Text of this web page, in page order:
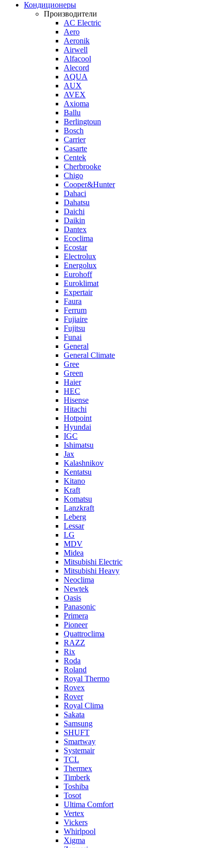
Кондиционеры
Производители
AC Electric
Aero
Aeronik
Airwell
Alfacool
Alecord
AQUA
AUX
AVEX
Axioma
Ballu
Berlingtoun
Bosch
Carrier
Casarte
Centek
Cherbrooke
Chigo
Cooper&Hunter
Dahaci
Dahatsu
Daichi
Daikin
Dantex
Ecoclima
Ecostar
Electrolux
Energolux
Eurohoff
Euroklimat
Expertair
Faura
Ferrum
Fujiaire
Fujitsu
Funai
General
General Climate
Gree
Green
Haier
HEC
Hisense
Hitachi
Hotpoint
Hyundai
IGC
Ishimatsu
Jax
Kalashnikov
Kentatsu
Kitano
Kraft
Komatsu
Lanzkraft
Leberg
Lessar
LG
MDV
Midea
Mitsubishi Electric
Mitsubishi Heavy
Neoclima
Newtek
Oasis
Panasonic
Primera
Pioneer
Quattroclima
RAZZ
Rix
Roda
Roland
Royal Thermo
Rovex
Rover
Royal Clima
Sakata
Samsung
SHUFT
Smartway
Systemair
TCL
Thermex
Timberk
Toshiba
Tosot
Ultima Comfort
Vertex
Vickers
Whirlpool
Xigma